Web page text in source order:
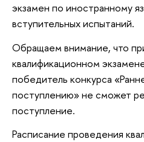
экзамен по иностранному
вступительных испытаний.
Обращаем внимание, что
квалификационном
победитель конкурса
поступлению» не сможет
поступление.
Расписание проведения